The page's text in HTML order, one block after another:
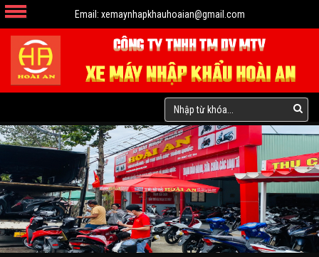
Email: xemaynhapkhauhoaian@gmail.com